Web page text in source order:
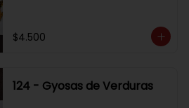
$4.500
124 - Gyosas de Verduras